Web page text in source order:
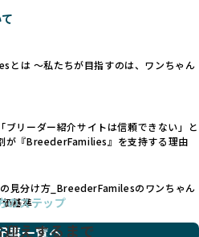
グでは、母犬の出産負担を考
が心身ともに疲弊するケース
トカットのために食事を減らし
、適切な健康管理が行われな
祉が犠牲にされることも少な
らいミックス犬の繁殖や、愛情
問題です。これらのブリーディ
を無視し、利益のみを追求す
、消費者にとっても深刻な課
たワンちゃんに優しくないブ
すべてのワンちゃんを家族のよ
知識と豊富な経験が欠かせま
上あり、それぞれに特有の健康
ラブルを抱えやすく、ラブラ
節形成不全への注意が必要で
を熟知し、適切なケアを提供
の専門性に大きく関わりま
種（一般的に3種以内）に絞って
知しています。これにより、
おいて質の高いケアを提供する
行や需要に応じて扱う犬種を
に異なる健康問題や適切な育成
とは 〜私たちが目指すのは、ワンちゃん
ブリーダー紹介サイトは信頼できない」と
が『BreederFamilies』を支持する理由
見分け方_BreederFamilesのワンちゃん
基準
事一覧へ
のステップ
えするまで